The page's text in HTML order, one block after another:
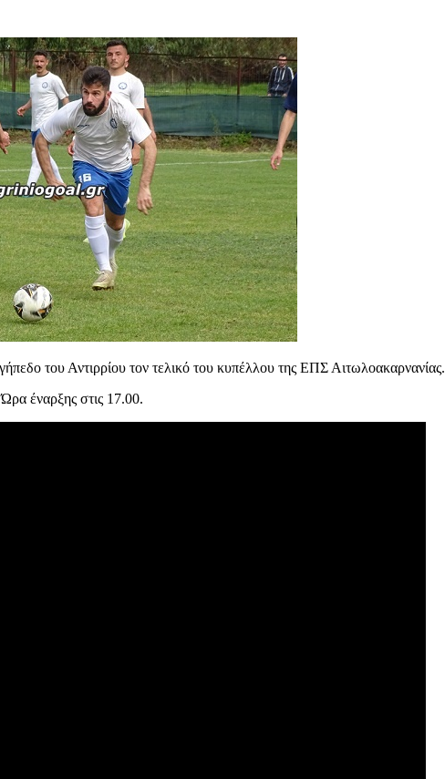
του Αντιρρίου τον τελικό του κυπέλλου της ΕΠΣ Αιτωλοακαρνανίας.
έναρξης στις 17.00.